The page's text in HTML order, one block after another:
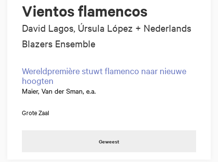
Vientos flamencos
David Lagos, Úrsula López + Nederlands
Blazers Ensemble
Wereldpremière stuwt flamenco naar nieuwe
hoogten
Maier, Van der Sman, e.a.
Grote Zaal
Geweest